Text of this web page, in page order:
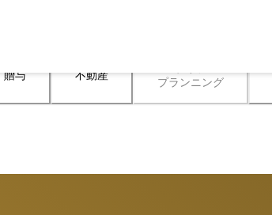
贈与 不動産
プランニング